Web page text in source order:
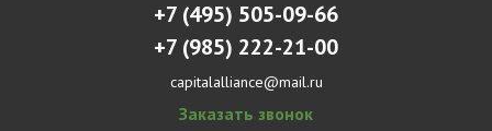
+7 (495) 505-09-66
+7 (985) 222-21-00
capitalalliance@mail.ru
Заказать звонок